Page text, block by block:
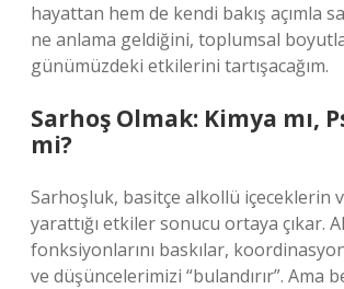
hayattan hem de kendi bakış açımla
ne anlama geldiğini, toplumsal
günümüzdeki etkilerini tartışacağım.
Sarhoş Olmak: Kimya mı,
mi?
Sarhoşluk, basitçe alkollü içeceklerin
yarattığı etkiler sonucu ortaya çıkar.
fonksiyonlarını baskılar,
ve düşüncelerimizi “bulandırır”. Ama